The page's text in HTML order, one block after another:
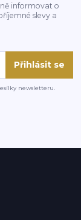
informovat o
slevy a
Přihlásit se
newsletteru.